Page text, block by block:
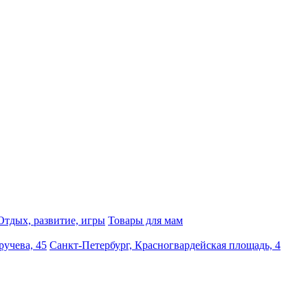
развитие, игры Товары для мам
45 Санкт-Петербург, Красногвардейская площадь, 4